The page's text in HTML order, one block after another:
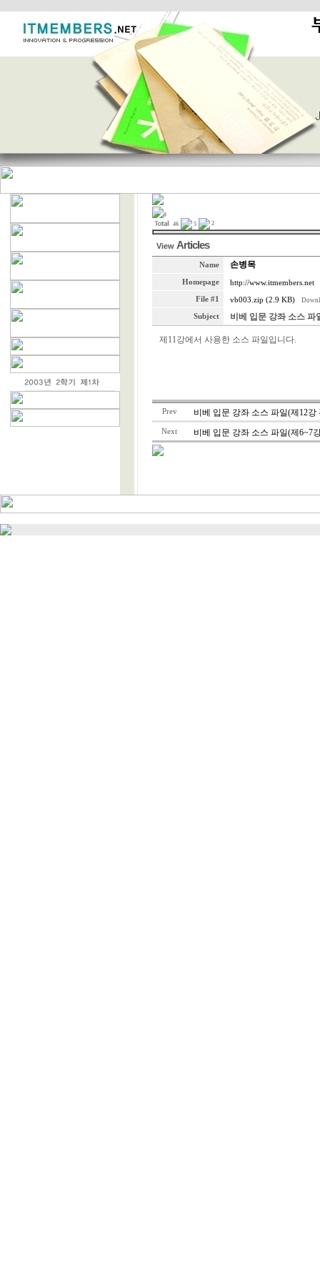
0
46
5 2
View Articles
Name 손병목
Homepage http://www.itmembers.net
File #1 vb003.zip (2.9 KB)
Subject 비베 입문 강좌 소스 파
제11강에서 사용한 소스 파일입니다.
Prev 비베 입문 강좌 소스 파일(제12강
Next 비베 입문 강좌 소스 파일(제6~7